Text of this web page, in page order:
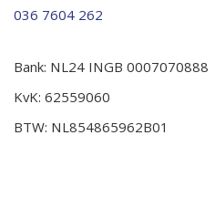
036 7604 262
Bank: NL24 INGB 0007070888
KvK: 62559060
BTW: NL854865962B01